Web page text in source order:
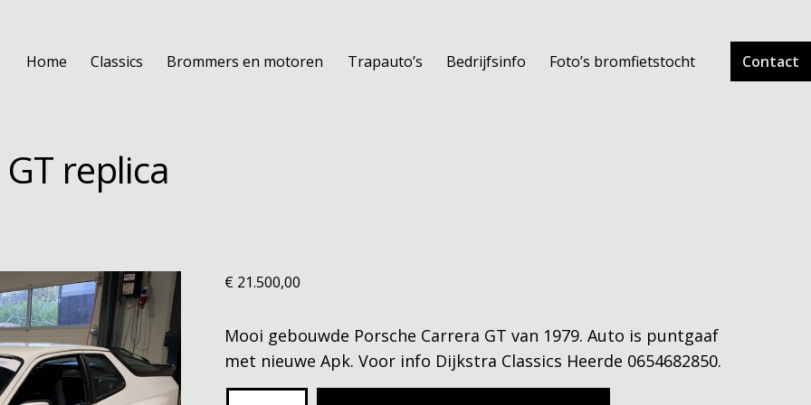
Home Classics Brommers en motoren Trapauto’s Bedrijfsinfo Foto’s bromfietstocht Contact
replica
€ 21.500,00
Mooi gebouwde Porsche Carrera GT van 1979. Auto is puntgaaf
met nieuwe Apk. Voor info Dijkstra Classics Heerde 0654682850.